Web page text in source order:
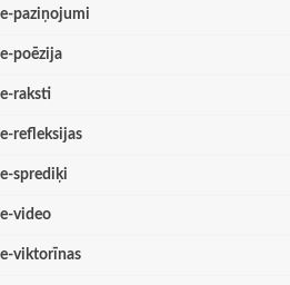
e-paziņojumi
e-poēzija
e-raksti
e-refleksijas
e-sprediķi
e-video
e-viktorīnas